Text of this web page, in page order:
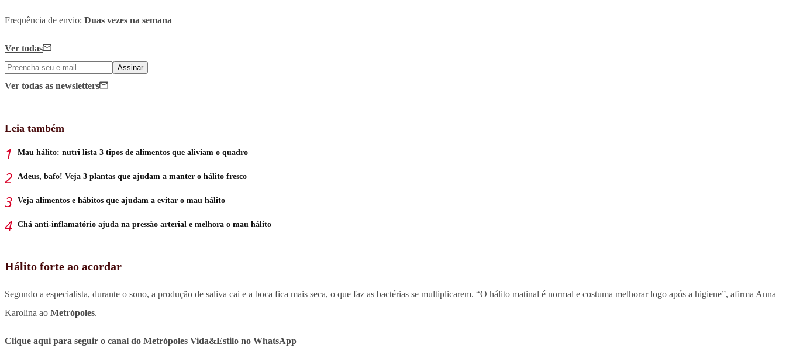
Frequência de envio: Duas vezes na semana
Ver todas
Assinar
Ver todas as newsletters
Leia também
Mau hálito: nutri lista 3 tipos de alimentos que aliviam o quadro
Adeus, bafo! Veja 3 plantas que ajudam a manter o hálito fresco
Veja alimentos e hábitos que ajudam a evitar o mau hálito
Chá anti-inflamatório ajuda na pressão arterial e melhora o mau hálito
Hálito forte ao acordar
Segundo a especialista, durante o sono, a produção de saliva cai e a boca fica mais seca, o que faz as bactérias se multiplicarem. “O hálito matinal é normal e costuma melhorar logo após a higiene”, afirma Anna
Karolina ao Metrópoles.
Clique aqui para seguir o canal do Metrópoles Vida&Estilo no WhatsApp